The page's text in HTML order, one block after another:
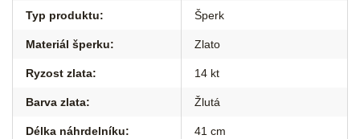
Typ produktu: Šperk
Materiál šperku: Zlato
Ryzost zlata: 14 kt
Barva zlata: Žlutá
Délka náhrdelníku: 41 cm